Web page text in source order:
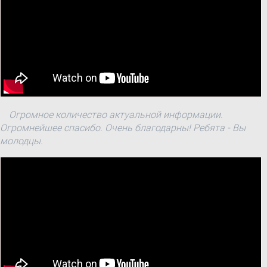
Огромное количество актуальной информации.
Огромнейшее спасибо. Очень благодарны! Ребята - Вы
молодцы.